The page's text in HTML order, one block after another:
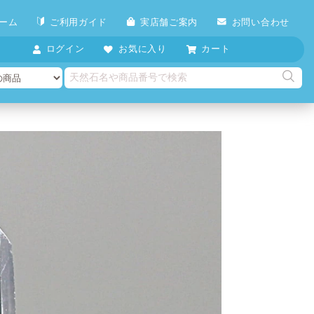
ム ご利用ガイド 実店舗ご案内 お問い合わせ
ログイン お気に入り カート